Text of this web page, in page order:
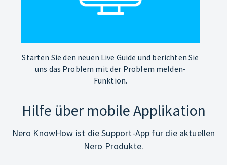
Starten Sie den neuen Live Guide und berichten Sie
uns das Problem mit der Problem melden-
Funktion.
Hilfe über mobile Applikation
Nero KnowHow ist die Support-App für die aktuellen
Nero Produkte.